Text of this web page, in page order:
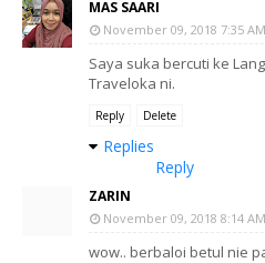
MAS SAARI
November 09, 2018 7:35 AM
Saya suka bercuti ke
Traveloka ni.
Reply Delete
Replies
Reply
ZARIN
November 09, 2018 8:14 AM
wow.. berbaloi betul nie